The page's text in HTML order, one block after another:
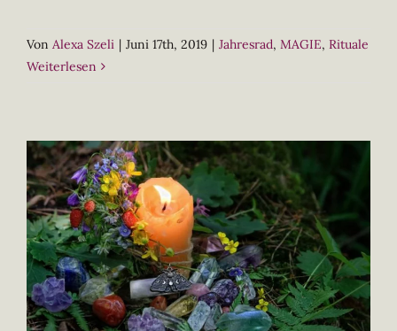
Von Alexa Szeli | Juni 17th, 2019 | Jahresrad, MAGIE, Rituale
Weiterlesen